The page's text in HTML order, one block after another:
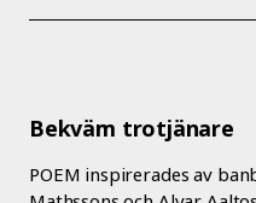
Bekväm trotjänare
POEM inspirerades av